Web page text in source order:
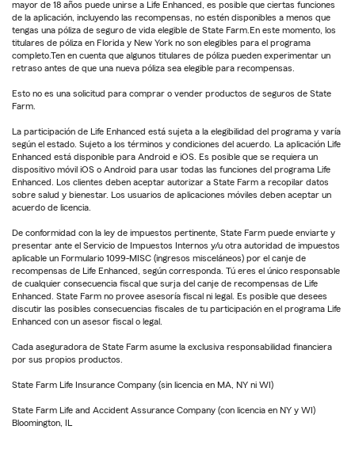
mayor de 18 años puede unirse a Life Enhanced, es posible que ciertas funciones
de la aplicación, incluyendo las recompensas, no estén disponibles a menos que
tengas una póliza de seguro de vida elegible de State Farm.En este momento, los
titulares de póliza en Florida y New York no son elegibles para el programa
completo.Ten en cuenta que algunos titulares de póliza pueden experimentar un
retraso antes de que una nueva póliza sea elegible para recompensas.
Esto no es una solicitud para comprar o vender productos de seguros de State
Farm.
La participación de Life Enhanced está sujeta a la elegibilidad del programa y varía
según el estado. Sujeto a los términos y condiciones del acuerdo. La aplicación Life
Enhanced está disponible para Android e iOS. Es posible que se requiera un
dispositivo móvil iOS o Android para usar todas las funciones del programa Life
Enhanced. Los clientes deben aceptar autorizar a State Farm a recopilar datos
sobre salud y bienestar. Los usuarios de aplicaciones móviles deben aceptar un
acuerdo de licencia.
De conformidad con la ley de impuestos pertinente, State Farm puede enviarte y
presentar ante el Servicio de Impuestos Internos y/u otra autoridad de impuestos
aplicable un Formulario 1099-MISC (ingresos misceláneos) por el canje de
recompensas de Life Enhanced, según corresponda. Tú eres el único responsable
de cualquier consecuencia fiscal que surja del canje de recompensas de Life
Enhanced. State Farm no provee asesoría fiscal ni legal. Es posible que desees
discutir las posibles consecuencias fiscales de tu participación en el programa Life
Enhanced con un asesor fiscal o legal.
Cada aseguradora de State Farm asume la exclusiva responsabilidad financiera
por sus propios productos.
State Farm Life Insurance Company (sin licencia en MA, NY ni WI)
State Farm Life and Accident Assurance Company (con licencia en NY y WI)
Bloomington, IL